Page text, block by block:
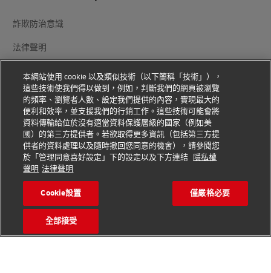
詐欺防治意識
法律聲明
使用條款
隱私權聲明
其他資訊
Cookie 設置
追蹤我們
本網站使用 cookie 以及類似技術（以下簡稱「技術」），
這些技術使我們得以做到，例如，判斷我們的網頁被瀏覽
的頻率、瀏覽者人數、設定我們提供的內容，實現最大的
便利和效率，並支援我們的行銷工作。這些技術可能會將
資料傳輸給位於沒有適當資料保護層級的國家（例如美
國）的第三方提供者。若欲取得更多資訊（包括第三方提
供者的資料處理以及隨時撤回您同意的機會），請參閱您
於「管理同意喜好設定」下的設定以及下方連結 隱私權
聲明 法律聲明
Cookie設置 僅嚴格必要
全部接受